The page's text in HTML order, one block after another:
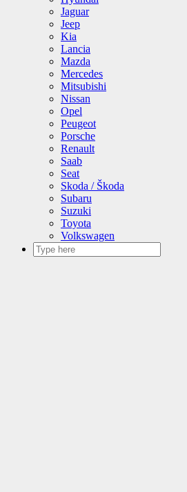
Jaguar
Jeep
Kia
Lancia
Mazda
Mercedes
Mitsubishi
Nissan
Opel
Peugeot
Porsche
Renault
Saab
Seat
Skoda / Škoda
Subaru
Suzuki
Toyota
Volkswagen